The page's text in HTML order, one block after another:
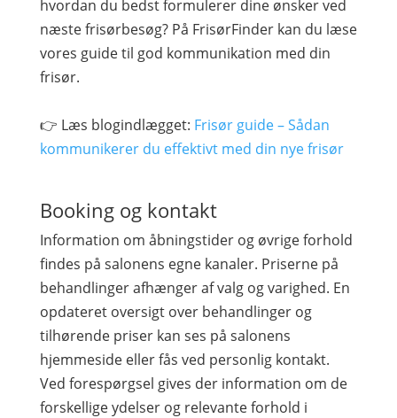
hvordan du bedst formulerer dine ønsker ved
næste frisørbesøg? På FrisørFinder kan du læse
vores guide til god kommunikation med din
frisør.
👉 Læs blogindlægget: Frisør guide – Sådan
kommunikerer du effektivt med din nye frisør
Booking og kontakt
Information om åbningstider og øvrige forhold
findes på salonens egne kanaler. Priserne på
behandlinger afhænger af valg og varighed. En
opdateret oversigt over behandlinger og
tilhørende priser kan ses på salonens
hjemmeside eller fås ved personlig kontakt.
Ved forespørgsel gives der information om de
forskellige ydelser og relevante forhold i